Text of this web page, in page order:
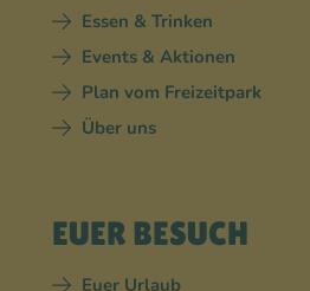
Essen & Trinken
Events & Aktionen
Plan vom Freizeitpark
Über uns
EUER BESUCH
Euer Urlaub